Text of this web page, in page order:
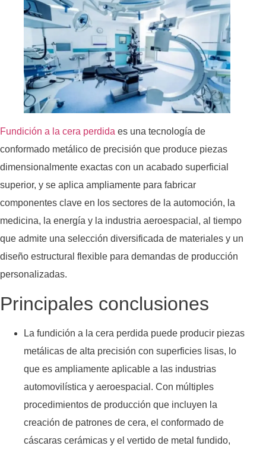
Fundición a la cera perdida es una tecnología de
conformado metálico de precisión que produce piezas
dimensionalmente exactas con un acabado superficial
superior, y se aplica ampliamente para fabricar
componentes clave en los sectores de la automoción, la
medicina, la energía y la industria aeroespacial, al tiempo
que admite una selección diversificada de materiales y un
diseño estructural flexible para demandas de producción
personalizadas.
Principales conclusiones
La fundición a la cera perdida puede producir piezas
metálicas de alta precisión con superficies lisas, lo
que es ampliamente aplicable a las industrias
automovilística y aeroespacial. Con múltiples
procedimientos de producción que incluyen la
creación de patrones de cera, el conformado de
cáscaras cerámicas y el vertido de metal fundido,